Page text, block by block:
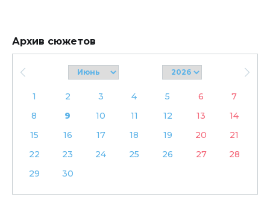
Архив сюжетов
1 2 3 4 5 6
7
8
9 10 11 12 13
14
15
16 17 18 19 20
21
22
23 24 25 26 27
28
29
30